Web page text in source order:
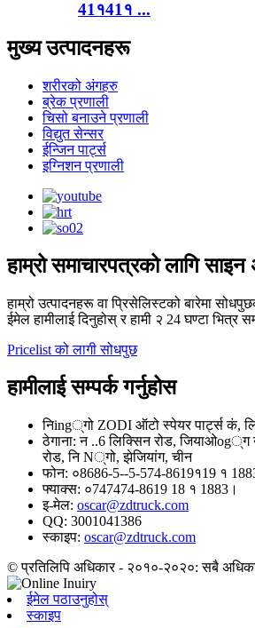
41१41१ ...
मुख्य उत्पादनहरू
शरीरको अंगहरु
ब्रेक प्रणाली
चिसो बनाउने प्रणाली
विद्युत सेन्सर
ईन्जिन पार्ट्स
इग्निशन प्रणाली
हाम्रो समाचारपत्रको लागि
हाम्रो उत्पादनहरू वा प्रिसेलिस्टको बारेमा
ईमेल हामीलाई दिनुहोस् र हामी २ 24 घण्टा भित्र
Pricelist को लागी सोधपुछ
हामीलाई सम्पर्क गर्नुहोस
निing्गो ZODI ऑटो स्पेयर पार्ट्स कं,
ठेगाना: न ..6 लिक्सिन रोड, जियाओog्ग
रोड, नि N्गो, झेजियांग, चीन
फोन: ०8686-5--5-574-8619१19 १
फ्याक्स: ०747474-8619 18 १ 1883।
इ-मेल: oscar@zdtruck.com
QQ: 3001041386
स्काइप: oscar@zdtruck.com
© प्रतिलिपि अधिकार - २०१०-२०२०: सबै
ईमेल पठाउनुहोस्
स्काइप